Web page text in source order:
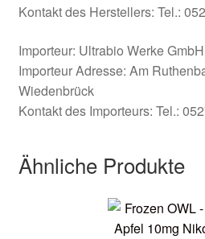
Kontakt des Herstellers: Tel.:
Importeur: Ultrabio Werke GmbH
Importeur Adresse: Am
Wiedenbrück
Kontakt des Importeurs: Tel.:
Ähnliche Produkte